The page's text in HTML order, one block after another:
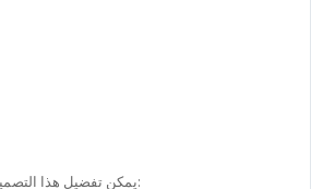
يمكن تفضيل هذا التصميم الخاص في البيئات التالية: